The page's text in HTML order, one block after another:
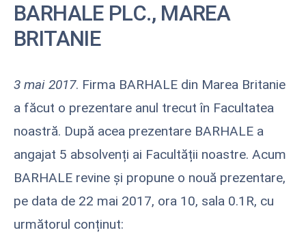
BARHALE PLC., MAREA
BRITANIE
3 mai 2017. Firma BARHALE din Marea Britanie
a făcut o prezentare anul trecut în Facultatea
noastră. După acea prezentare BARHALE a
angajat 5 absolvenți ai Facultății noastre. Acum
BARHALE revine și propune o nouă prezentare,
pe data de 22 mai 2017, ora 10, sala 0.1R, cu
următorul conținut: